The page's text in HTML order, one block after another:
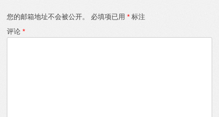
您的邮箱地址不会被公开。 必填项已用 * 标注
评论 *